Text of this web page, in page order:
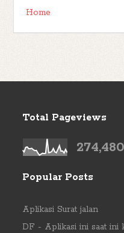
Home
Total Pageviews
274,480
Popular Posts
Aplikasi Surat jalan
DF - Aplikasi ini saat ini